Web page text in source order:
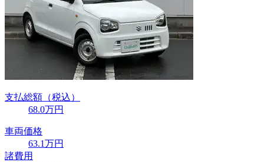
支払総額 （税込）
68.0万円
車両価格
63.1万円
諸費用